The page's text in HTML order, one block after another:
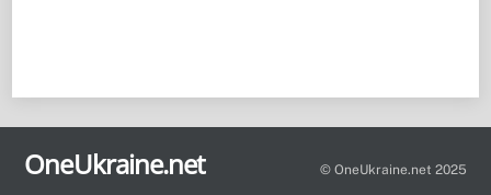
Top
OneUkraine.net © OneUkraine.net 2025